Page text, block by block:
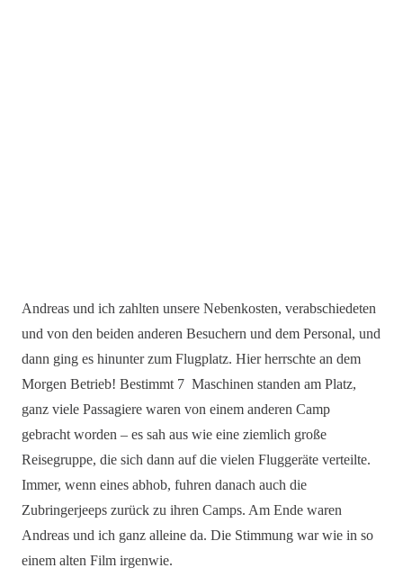
Andreas und ich zahlten unsere Nebenkosten, verabschiedeten
und von den beiden anderen Besuchern und dem Personal, und
dann ging es hinunter zum Flugplatz. Hier herrschte an dem
Morgen Betrieb! Bestimmt 7 Maschinen standen am Platz,
ganz viele Passagiere waren von einem anderen Camp
gebracht worden – es sah aus wie eine ziemlich große
Reisegruppe, die sich dann auf die vielen Fluggeräte verteilte.
Immer, wenn eines abhob, fuhren danach auch die
Zubringerjeeps zurück zu ihren Camps. Am Ende waren
Andreas und ich ganz alleine da. Die Stimmung war wie in so
einem alten Film irgenwie.